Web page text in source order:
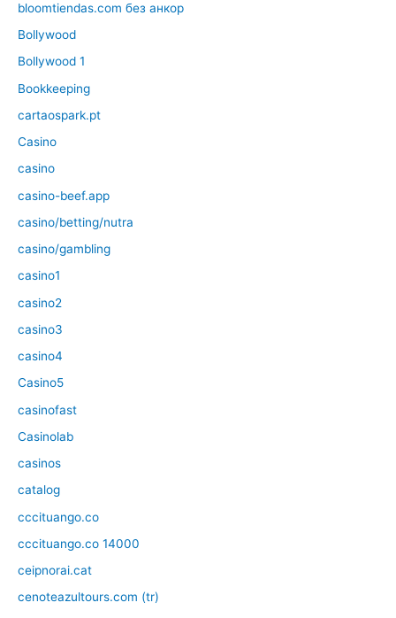
bloomtiendas.com без анкор
Bollywood
Bollywood 1
Bookkeeping
cartaospark.pt
Casino
casino
casino-beef.app
casino/betting/nutra
casino/gambling
casino1
casino2
casino3
casino4
Casino5
casinofast
Casinolab
casinos
catalog
cccituango.co
cccituango.co 14000
ceipnorai.cat
cenoteazultours.com (tr)